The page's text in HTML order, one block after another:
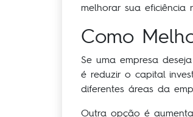
melhorar sua
Como
Se uma empresa
é reduzir o capital
diferentes áreas da
Outra opção é